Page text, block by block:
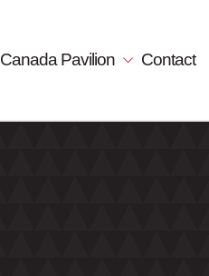
Canada Pavilion Contact